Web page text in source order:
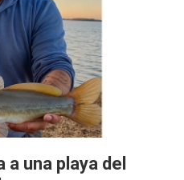
una playa del